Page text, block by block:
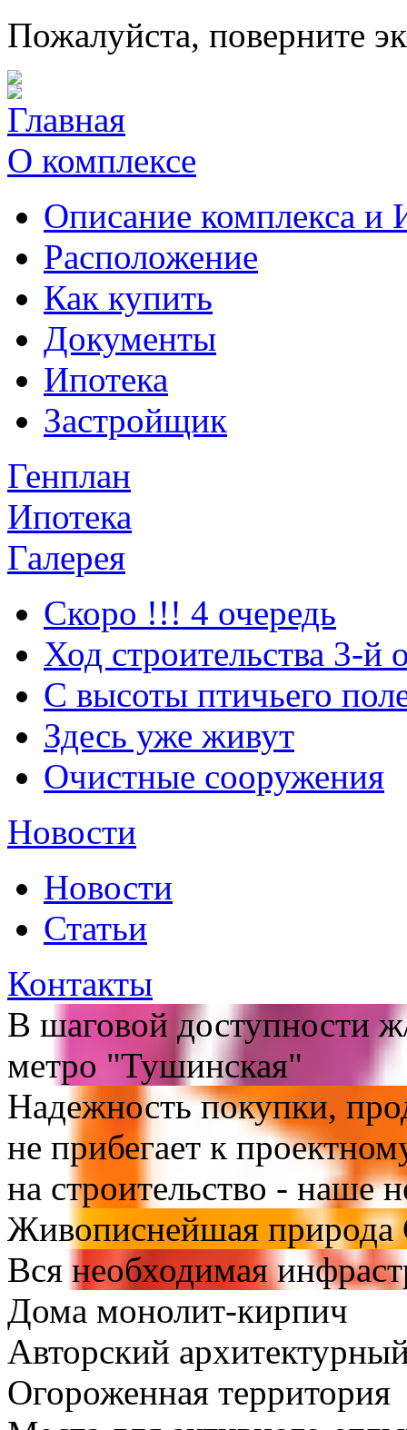
Пожалуйста, поверните
Главная
О комплексе
Описание комплекса и
Расположение
Как купить
Документы
Ипотека
Застройщик
Генплан
Ипотека
Галерея
Скоро !!! 4 очередь
Ход строительства 3-й
С высоты птичьего
Здесь уже живут
Очистные сооружения
Новости
Новости
Статьи
Контакты
В шаговой доступности
метро "Тушинская"
Надежность покупки,
не прибегает к
на строительство - наше
Живописнейшая природа
Вся необходимая
Дома монолит-кирпич
Авторский
Огороженная территория